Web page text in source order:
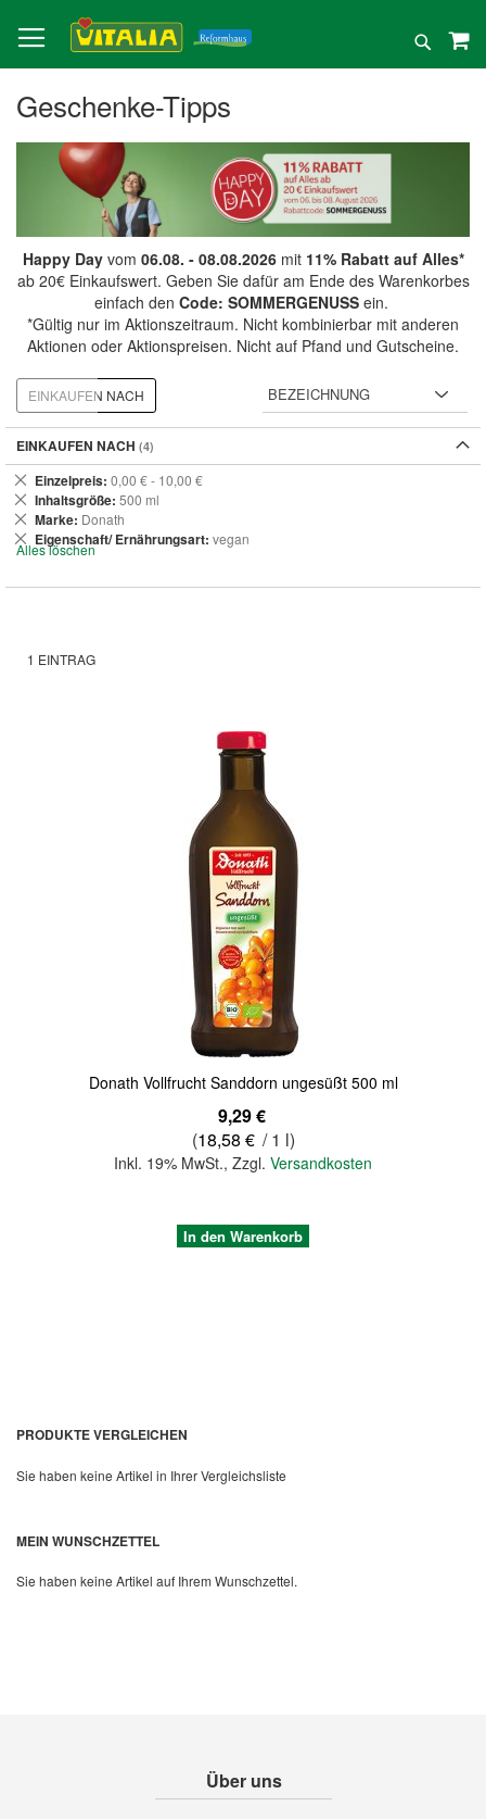
zum
Inhalt
Suche
Geschenke-Tipps
Happy Dayvom 06.08. - 08.08.2026mit 11% Rabatt auf Alles*
ab 20€ Einkaufswert. Geben Sie dafür am Ende des Warenkorbes
einfach den Code: SOMMERGENUSSein.
*Gültig nur im Aktionszeitraum. Nicht kombinierbar mit anderen
Aktionen oder Aktionspreisen. Nicht auf Pfand und Gutscheine.
1 EINTRAG
Donath Vollfrucht Sanddorn ungesüßt 500 ml
9,29 €
(18,58 € / 1 l)
Inkl. 19% MwSt., Zzgl. Versandkosten
Quickview
In den Warenkorb
EINKAUFEN NACH
EINKAUFEN NACH
Einzelpreis 0,00 € - 10,00 €
Dies
entfernen
Inhaltsgröße 500 ml
Dies
entfernen
Marke Donath
Dies
entfernen
Eigenschaft/ Ernährungsart vegan
Dies
entfernen
Alles löschen
PRODUKTE VERGLEICHEN
Sie haben keine Artikel in Ihrer Vergleichsliste
MEIN WUNSCHZETTEL
Sie haben keine Artikel auf Ihrem Wunschzettel.
Über uns